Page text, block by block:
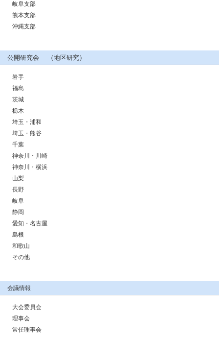
岐阜支部
熊本支部
沖縄支部
公開研究会 （地区研究）
岩手
福島
茨城
栃木
埼玉・浦和
埼玉・熊谷
千葉
神奈川・川崎
神奈川・横浜
山梨
長野
岐阜
静岡
愛知・名古屋
島根
和歌山
その他
会議情報
大会委員会
理事会
常任理事会